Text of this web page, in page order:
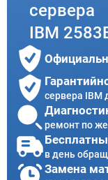
сервера
IBM
сервера IBM
ремонт по
в день
Замена